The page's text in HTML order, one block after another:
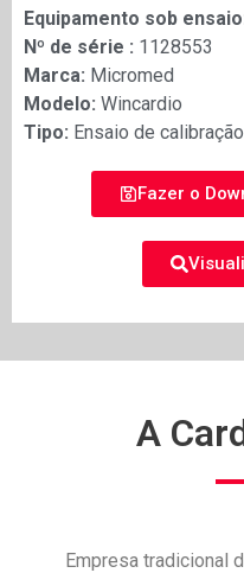
Equipamento sob
Nº de série : 1128553
Marca: Micromed
Modelo: Wincardio
Tipo: Ensaio de
Fazer o
A
Empresa tradicional